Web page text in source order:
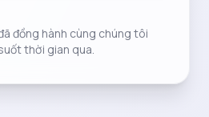
đồng hành cùng chúng tôi
thời gian qua.